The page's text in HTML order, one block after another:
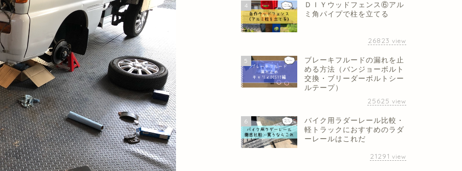
4
ＤＩＹウッドフェンス⑥アル
ミ角パイプで柱を立てる
26823 view
5
ブレーキフルードの漏れを止
める方法（バンジョーボルト
交換・ブリーダーボルトシー
ルテープ）
25625 view
6
バイク用ラダーレール比較・
軽トラックにおすすめのラダ
ーレールはこれだ
21291 view